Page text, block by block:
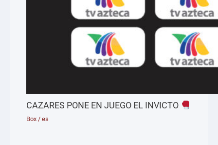
CAZARES PONE EN JUEGO EL INVICTO
Box /es